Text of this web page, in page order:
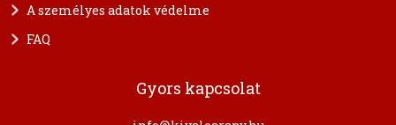
A személyes adatok védelme
FAQ
Gyors kapcsolat